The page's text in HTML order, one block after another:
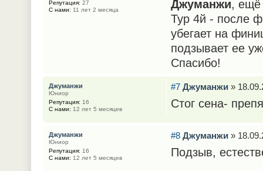
Джуманжи, ещё
Тур 4й - после
убегает на
подзывает ее
Спасибо!
Репутация: 27
С нами: 11 лет 2 месяца
#7 Джуманжи»
Стог сена-
Джуманжи
Юниор
Репутация: 16
С нами: 12 лет 5 месяцев
#8 Джуманжи»
Подзыв,
Джуманжи
Юниор
Репутация: 16
С нами: 12 лет 5 месяцев